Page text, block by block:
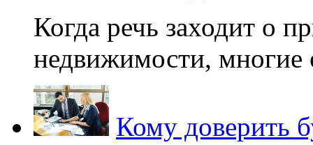
Когда речь заходит о
недвижимости,
Кому доверить